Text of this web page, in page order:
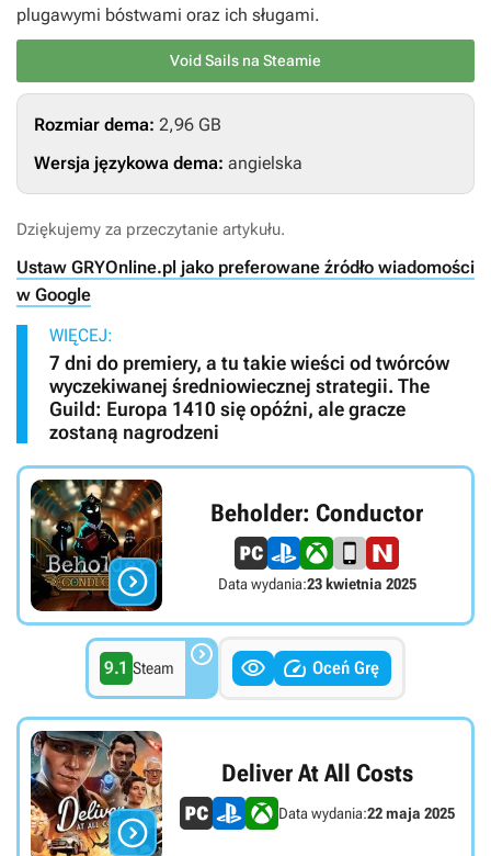
plugawymi bóstwami oraz ich sługami.
Void Sails na Steamie
Rozmiar dema: 2,96 GB
Wersja językowa dema: angielska
Dziękujemy za przeczytanie artykułu.
Ustaw GRYOnline.pl jako preferowane źródło wiadomości
w Google
WIĘCEJ:
7 dni do premiery, a tu takie wieści od twórców
wyczekiwanej średniowiecznej strategii. The
Guild: Europa 1410 się opóźni, ale gracze
zostaną nagrodzeni

Beholder: Conductor
Data wydania:23 kwietnia 2025
9.1 Steam    Oceń Grę

Deliver At All Costs
Data wydania:22 maja 2025